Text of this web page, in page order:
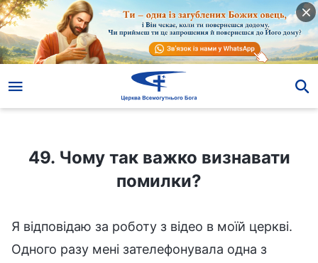
49. Чому так важко визнавати помилки?
49. Чому так важко визнавати
помилки?
Я відповідаю за роботу з відео в моїй церкві.
Одного разу мені зателефонувала одна з